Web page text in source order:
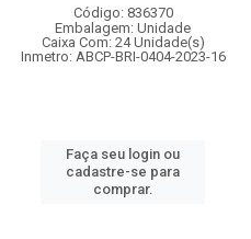
Código: 836370
Embalagem: Unidade
Caixa Com: 24 Unidade(s)
Inmetro: ABCP-BRI-0404-2023-16
Faça seu login ou
cadastre-se para
comprar.